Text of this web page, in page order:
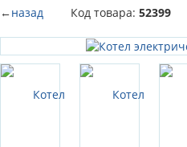
←назад Код товара: 52399